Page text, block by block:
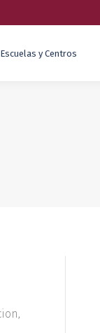
Escuelas y Centros